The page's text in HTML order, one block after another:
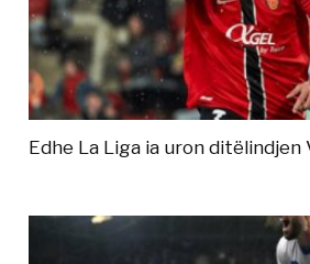
Edhe La Liga ia uron